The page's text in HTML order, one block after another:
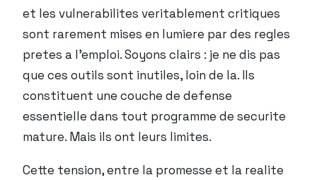
et les vulnerabilites veritablement critiques
sont rarement mises en lumiere par des regles
pretes a l’emploi. Soyons clairs : je ne dis pas
que ces outils sont inutiles, loin de la. Ils
constituent une couche de defense
essentielle dans tout programme de securite
mature. Mais ils ont leurs limites.
Cette tension, entre la promesse et la realite